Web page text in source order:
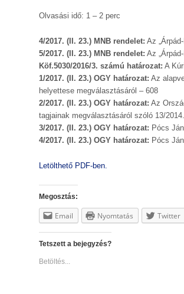
Olvasási idő: 1 – 2 perc
4/2017. (II. 23.) MNB rendelet: Az
5/2017. (II. 23.) MNB rendelet: Az
Köf.5030/2016/3. számú határozat: A
1/2017. (II. 23.) OGY határozat: Az
helyettese megválasztásáról – 608
2/2017. (II. 23.) OGY határozat: Az
tagjainak megválasztásáról szóló 13/
3/2017. (II. 23.) OGY határozat: Pócs
4/2017. (II. 23.) OGY határozat: Pócs
Letölthető PDF-ben.
Megosztás:
Email Nyomtatás Twitter
Tetszett a bejegyzés?
Betöltés...